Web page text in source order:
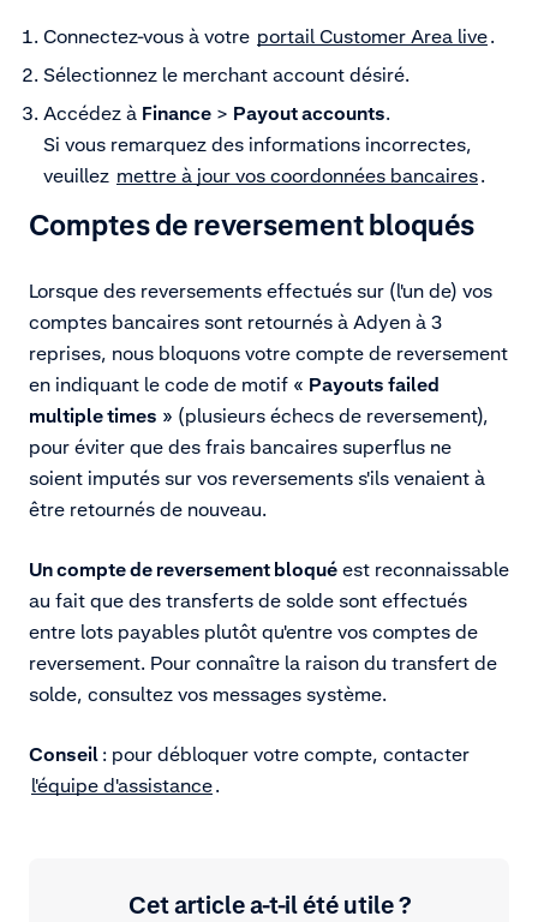
Connectez-vous à votre portail Customer Area live.
Sélectionnez le merchant account désiré.
Accédez à Finance > Payout accounts.
Si vous remarquez des informations incorrectes,
veuillez mettre à jour vos coordonnées bancaires.
Comptes de reversement bloqués
Lorsque des reversements effectués sur (l'un de) vos
comptes bancaires sont retournés à Adyen à 3
reprises, nous bloquons votre compte de reversement
en indiquant le code de motif « Payouts failed
multiple times » (plusieurs échecs de reversement),
pour éviter que des frais bancaires superflus ne
soient imputés sur vos reversements s'ils venaient à
être retournés de nouveau.
Un compte de reversement bloqué est reconnaissable
au fait que des transferts de solde sont effectués
entre lots payables plutôt qu'entre vos comptes de
reversement. Pour connaître la raison du transfert de
solde, consultez vos messages système.
Conseil : pour débloquer votre compte, contacter
l'équipe d'assistance.
Cet article a-t-il été utile ?